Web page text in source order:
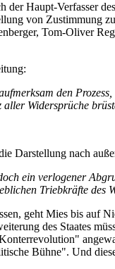
der Haupt-Verfasser
von Zustimmung
Tom-Oliver
den
aller Widersprüche
Darstellung nach
ein verlogener
Triebkräfte des
geht Mies bis auf
des Staates
Bühne". Und